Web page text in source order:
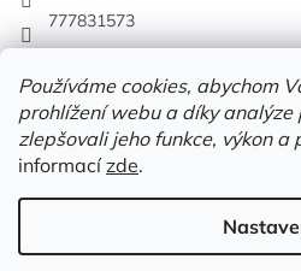
Používáme cookies, abychom
prohlížení webu a díky
zlepšovali jeho funkce, výkon a
informacízde.
777831573
Vytvořil